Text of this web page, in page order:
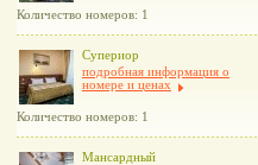
Количество номеров: 1
Супериор
подробная информация о
номере и ценах
Количество номеров: 1
Мансардный